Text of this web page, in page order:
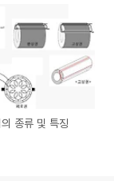
종류 및 특징